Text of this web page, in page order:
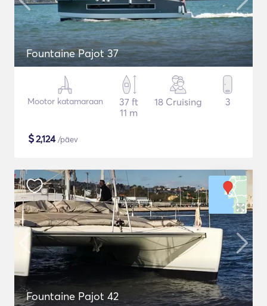
Fountaine Pajot 37
Mootor katamaraan
37 ft
11 m
18 Cruising 3
$2,124/päev
Fountaine Pajot 42